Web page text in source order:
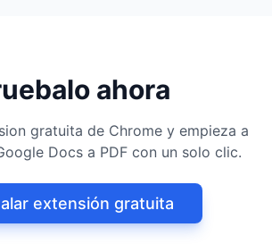
ahora
gratuita de Chrome y empieza a
Docs a PDF con un solo clic.
extensión gratuita